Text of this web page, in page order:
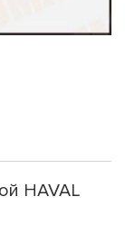
HAVAL